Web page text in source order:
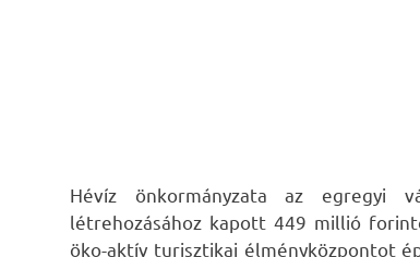
Hévíz önkormányzata az egregyi
létrehozásához kapott 449 millió
öko-aktív turisztikai élményközpontot